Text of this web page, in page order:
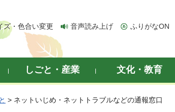
ズ・色合い変更 音声読み上げ ふりがなON
しごと・産業 文化・教育
> ネットいじめ・ネットトラブルなどの通報窓口